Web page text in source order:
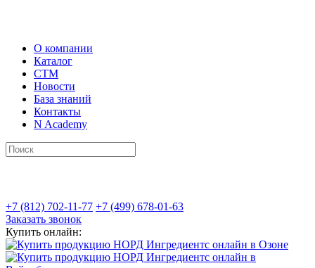
О компании
Каталог
СТМ
Новости
База знаний
Контакты
N Academy
+7 (812) 702-11-77 +7 (499) 678-01-63
Заказать звонок
Купить онлайн: